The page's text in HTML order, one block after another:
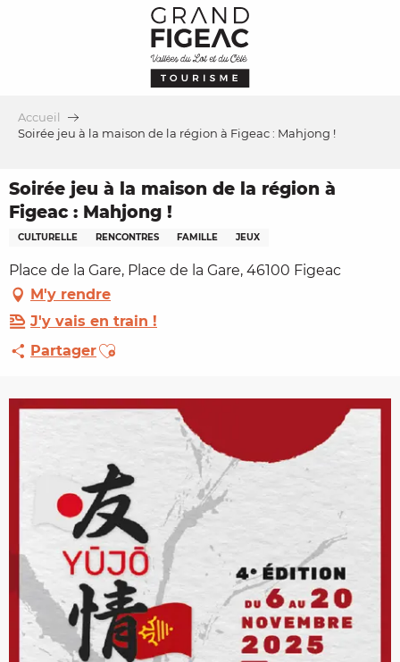
Accueil
Soirée jeu à la maison de la région à Figeac : Mahjong !
Soirée jeu à la maison de la région à
Figeac : Mahjong !
CULTURELLE RENCONTRES FAMILLE JEUX
Place de la Gare, Place de la Gare, 46100 Figeac
M'y rendre
J'y vais en train !
PartagerAjouter aux favoris